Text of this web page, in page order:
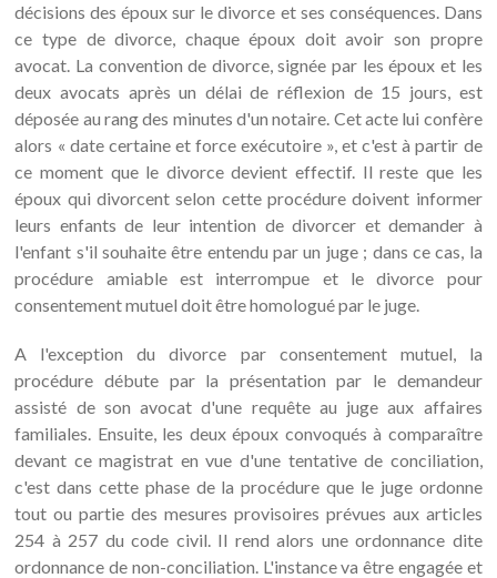
décisions des époux sur le divorce et ses conséquences. Dans
ce type de divorce, chaque époux doit avoir son propre
avocat. La convention de divorce, signée par les époux et les
deux avocats après un délai de réflexion de 15 jours, est
déposée au rang des minutes d'un notaire. Cet acte lui confère
alors « date certaine et force exécutoire », et c'est à partir de
ce moment que le divorce devient effectif. Il reste que les
époux qui divorcent selon cette procédure doivent informer
leurs enfants de leur intention de divorcer et demander à
l'enfant s'il souhaite être entendu par un juge ; dans ce cas, la
procédure amiable est interrompue et le divorce pour
consentement mutuel doit être homologué par le juge.
A l'exception du divorce par consentement mutuel, la
procédure débute par la présentation par le demandeur
assisté de son avocat d'une requête au juge aux affaires
familiales. Ensuite, les deux époux convoqués à comparaître
devant ce magistrat en vue d'une tentative de conciliation,
c'est dans cette phase de la procédure que le juge ordonne
tout ou partie des mesures provisoires prévues aux articles
254 à 257 du code civil. Il rend alors une ordonnance dite
ordonnance de non-conciliation. L'instance va être engagée et